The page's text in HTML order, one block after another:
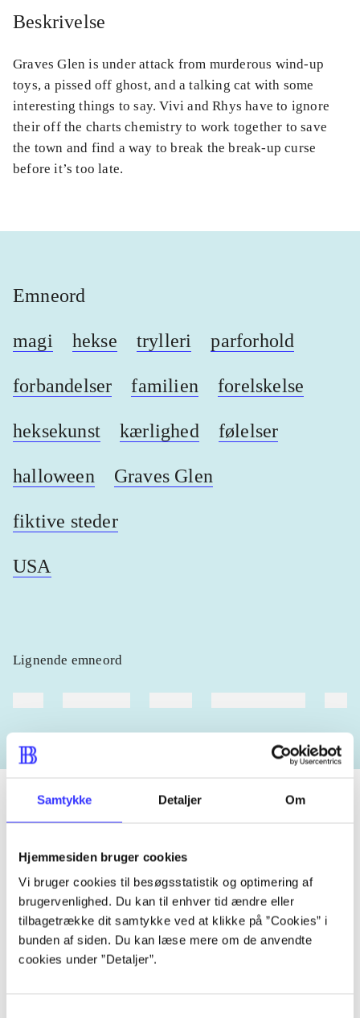
Samtykke Detaljer Om
Hjemmesiden bruger cookies
Vi bruger cookies til besøgsstatistik og optimering af
brugervenlighed. Du kan til enhver tid ændre eller
tilbagetrække dit samtykke ved at klikke på ”Cookies” i
bunden af siden. Du kan læse mere om de anvendte
cookies under ”Detaljer”.
Beskrivelse
Graves Glen is under attack from murderous wind-up
toys, a pissed off ghost, and a talking cat with some
interesting things to say. Vivi and Rhys have to ignore
their off the charts chemistry to work together to save
the town and find a way to break the break-up curse
before it’s too late.
Emneord
magi hekse trylleri parforhold
forbandelser familien forelskelse
heksekunst kærlighed følelser
halloween Graves Glen
fiktive steder
USA
Lignende emneord
Tidsskrift
lorem ipsum dolor sit amet ...
Tidsskrift
Artiklerne i handler ofte om